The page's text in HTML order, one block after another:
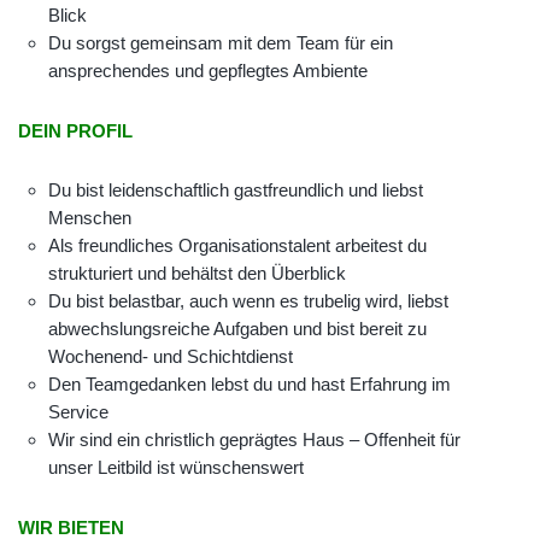
Blick
Du sorgst gemeinsam mit dem Team für ein
ansprechendes und gepflegtes Ambiente
DEIN PROFIL
Du bist leidenschaftlich gastfreundlich und liebst
Menschen
Als freundliches Organisationstalent arbeitest du
strukturiert und behältst den Überblick
Du bist belastbar, auch wenn es trubelig wird, liebst
abwechslungsreiche Aufgaben und bist bereit zu
Wochenend- und Schichtdienst
Den Teamgedanken lebst du und hast Erfahrung im
Service
Wir sind ein christlich geprägtes Haus – Offenheit für
unser Leitbild ist wünschenswert
WIR BIETEN